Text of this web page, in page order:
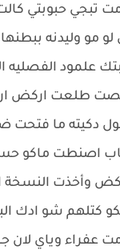
تبجي حبوبتي
مو وليدنه
علمود الفصليه
طلعت اركض
دكيته ما فتحت
اصنطت ماكو
وأخذت النسخة
كتلهم شو ادك
عفراء وياي لان